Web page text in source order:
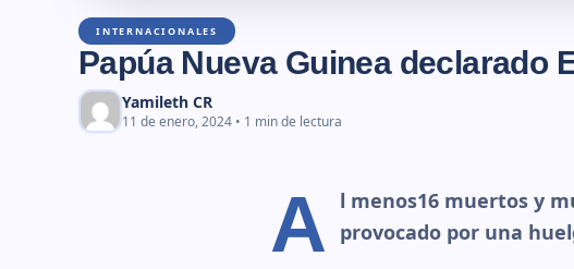
INTERNACIONALES
Papúa Nueva Guinea declarado
Yamileth CR
11 de enero, 2024 • 1 min de lectura
A
l menos16 muertos y
provocado por una